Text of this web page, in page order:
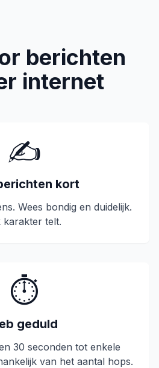
berichten
internet
✍️
kort
Wees bondig en duidelijk.
karakter telt.
⏱️
geduld
30 seconden tot enkele
van het aantal hops.